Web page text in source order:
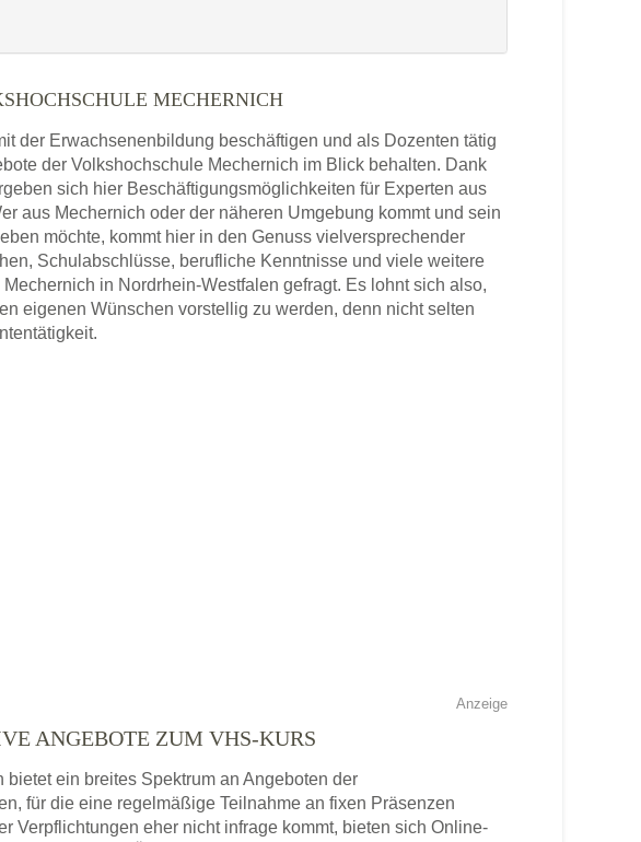
MECHERNICH
der Erwachsenenbildung beschäftigen und als Dozenten tätig
der Volkshochschule Mechernich im Blick behalten. Dank
sich hier Beschäftigungsmöglichkeiten für Experten aus
aus Mechernich oder der näheren Umgebung kommt und sein
möchte, kommt hier in den Genuss vielversprechender
Schulabschlüsse, berufliche Kenntnisse und viele weitere
in Nordrhein-Westfalen gefragt. Es lohnt sich also,
eigenen Wünschen vorstellig zu werden, denn nicht selten
Anzeige
ANGEBOTE ZUM VHS-KURS
ein breites Spektrum an Angeboten der
für die eine regelmäßige Teilnahme an fixen Präsenzen
Verpflichtungen eher nicht infrage kommt, bieten sich Online-